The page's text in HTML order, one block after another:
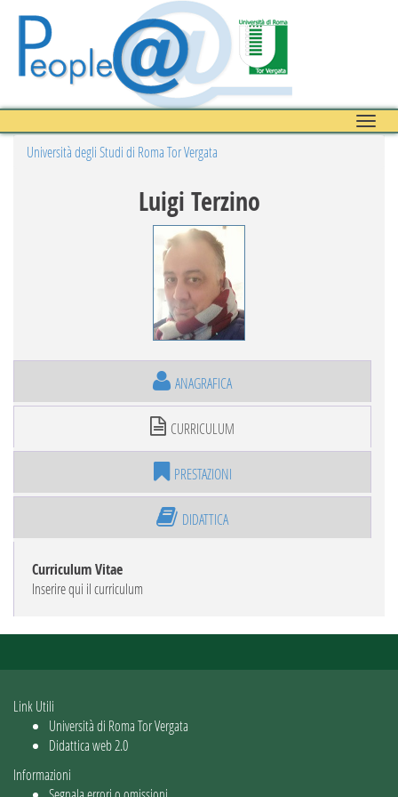
Toggle
Università degli Studi di Roma Tor Vergata
Luigi Terzino
ANAGRAFICA
CURRICULUM
PRESTAZIONI
DIDATTICA
Curriculum Vitae
Inserire qui il curriculum
Link Utili
Università di Roma Tor Vergata
Didattica web 2.0
Informazioni